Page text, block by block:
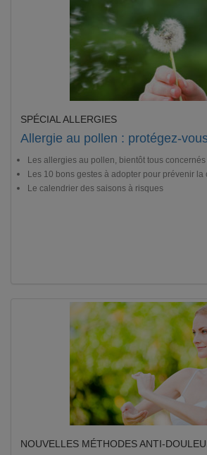
SPÉCIAL ALLERGIES
Allergie au pollen : protégez-
Les allergies au pollen, bientôt tous concernés
Les 10 bons gestes à adopter pour prévenir la
Le calendrier des saisons à risques
NOUVELLES MÉTHODES ANTI-